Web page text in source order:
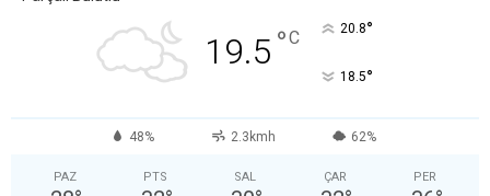
19.5 °C 20.8°
18.5°
48% 2.3kmh 62%
PAZ PTS SAL ÇAR PER